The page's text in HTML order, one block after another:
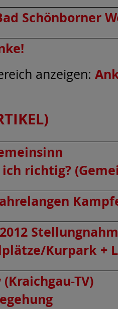
Schönborner
anzeigen:
ich richtig?
Kurpark +
TV)